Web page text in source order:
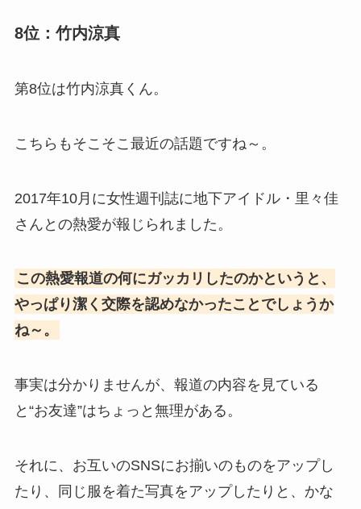
8位：竹内涼真
第8位は竹内涼真くん。
こちらもそこそこ最近の話題ですね～。
2017年10月に女性週刊誌に地下アイドル・里々佳
さんとの熱愛が報じられました。
この熱愛報道の何にガッカリしたのかというと、
やっぱり潔く交際を認めなかったことでしょうか
ね～。
事実は分かりませんが、報道の内容を見ている
と“お友達”はちょっと無理がある。
それに、お互いのSNSにお揃いのものをアップし
たり、同じ服を着た写真をアップしたりと、かな